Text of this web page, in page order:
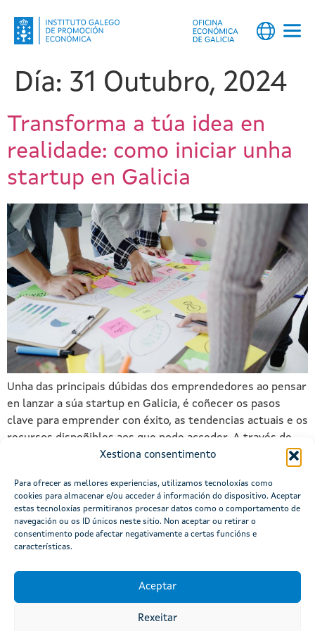
Xestiona consentimento
Para ofrecer as mellores experiencias, utilizamos tecnoloxías como
cookies para almacenar e/ou acceder á información do dispositivo. Aceptar
estas tecnoloxías permitiranos procesar datos como o comportamento de
navegación ou os ID únicos neste sitio. Non aceptar ou retirar o
consentimento pode afectar negativamente a certas funcións e
características.
Aceptar
Rexeitar
Día: 31 Outubro, 2024
Transforma a túa idea en
realidade: como iniciar unha
startup en Galicia
Unha das principais dúbidas dos emprendedores ao pensar
en lanzar a súa startup en Galicia, é coñecer os pasos
clave para emprender con éxito, as tendencias actuais e os
recursos dispoñibles aos que pode acceder. A través de
este artigo queremos dar unha idea xeral que sirva de guía
Atención á cidadanía